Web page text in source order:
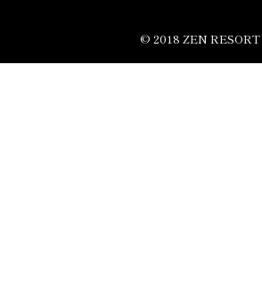
© 2018 ZEN RESORT